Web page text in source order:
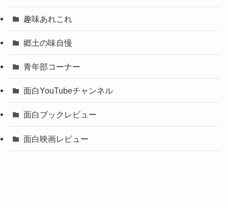
趣味あれこれ
郷土の味自慢
青年部コーナー
面白YouTubeチャンネル
面白ブックレビュー
面白映画レビュー